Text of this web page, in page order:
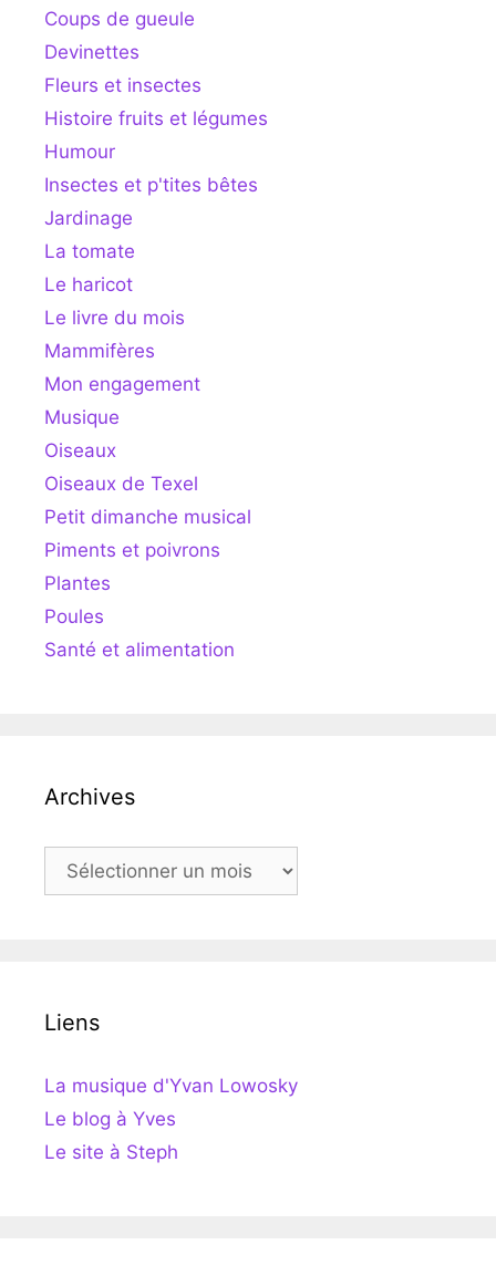
Coups de gueule
Devinettes
Fleurs et insectes
Histoire fruits et légumes
Humour
Insectes et p'tites bêtes
Jardinage
La tomate
Le haricot
Le livre du mois
Mammifères
Mon engagement
Musique
Oiseaux
Oiseaux de Texel
Petit dimanche musical
Piments et poivrons
Plantes
Poules
Santé et alimentation
Archives
Archives
Liens
La musique d'Yvan Lowosky
Le blog à Yves
Le site à Steph